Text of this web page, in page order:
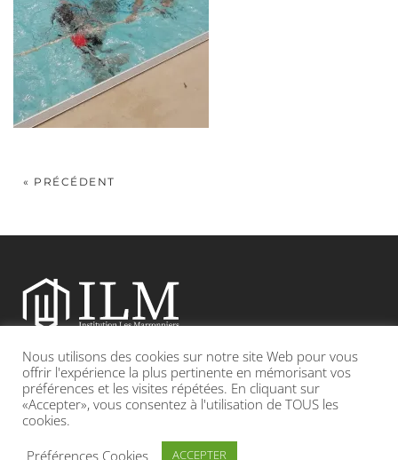
« PRÉCÉDENT
Etablissement catholique sous contrat d’association avec l’Etat
Adresse : 19, Grande rue 69420 CONDRIEU
INFOS LÉGALES POLITIQUE DE CONFIDENTIALITÉ
Nous utilisons des cookies sur notre site Web pour vous
offrir l'expérience la plus pertinente en mémorisant vos
préférences et les visites répétées. En cliquant sur
«Accepter», vous consentez à l'utilisation de TOUS les
cookies.
Préférences Cookies
ACCEPTER